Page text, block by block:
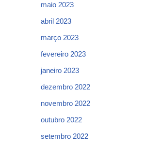
maio 2023
abril 2023
março 2023
fevereiro 2023
janeiro 2023
dezembro 2022
novembro 2022
outubro 2022
setembro 2022